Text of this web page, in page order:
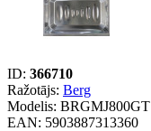
ID: 366710
Ražotājs: Berg
Modelis: BRGMJ800GT
EAN: 5903887313360